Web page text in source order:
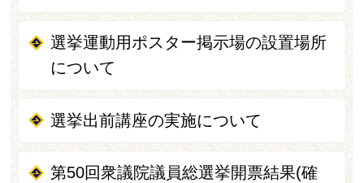
選挙運動用ポスター掲示場の設置場所
について
選挙出前講座の実施について
第50回衆議院議員総選挙開票結果(確